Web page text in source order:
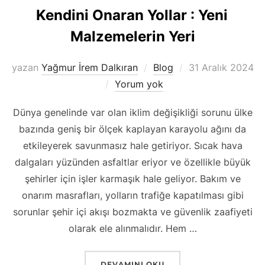
Kendini Onaran Yollar : Yeni
Malzemelerin Yeri
yazan Yağmur İrem Dalkıran Blog
Yayımlanma
31 Aralık 2024
Yorum yok
Dünya genelinde var olan iklim değişikliği sorunu ülke
bazında geniş bir ölçek kaplayan karayolu ağını da
etkileyerek savunmasız hale getiriyor. Sıcak hava
dalgaları yüzünden asfaltlar eriyor ve özellikle büyük
şehirler için işler karmaşık hale geliyor. Bakım ve
onarım masrafları, yolların trafiğe kapatılması gibi
sorunlar şehir içi akışı bozmakta ve güvenlik zaafiyeti
olarak ele alınmalıdır. Hem …